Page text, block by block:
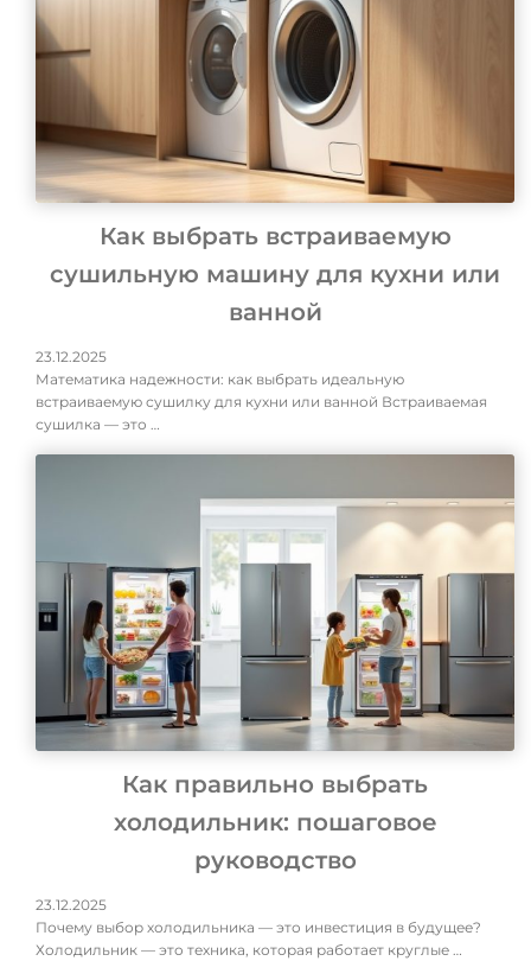
Как выбрать встраиваемую
сушильную машину для кухни или
ванной
23.12.2025
Математика надежности: как выбрать идеальную
встраиваемую сушилку для кухни или ванной Встраиваемая
сушилка — это …
Как правильно выбрать
холодильник: пошаговое
руководство
23.12.2025
Почему выбор холодильника — это инвестиция в будущее?
Холодильник — это техника, которая работает круглые …